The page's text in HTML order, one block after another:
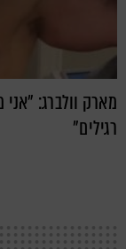
מארק וולברג:
רגילים"